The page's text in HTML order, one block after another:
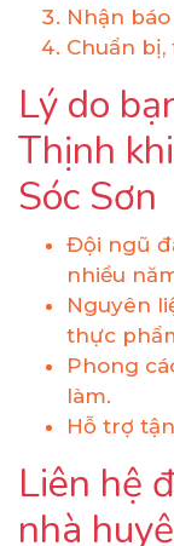
Nhận
Chuẩn
Lý do
Thịnh
Sóc Sơn
Đội ngũ
nhiều
Nguyên
thực
Phong
làm.
Hỗ trợ
Liên hệ
nhà